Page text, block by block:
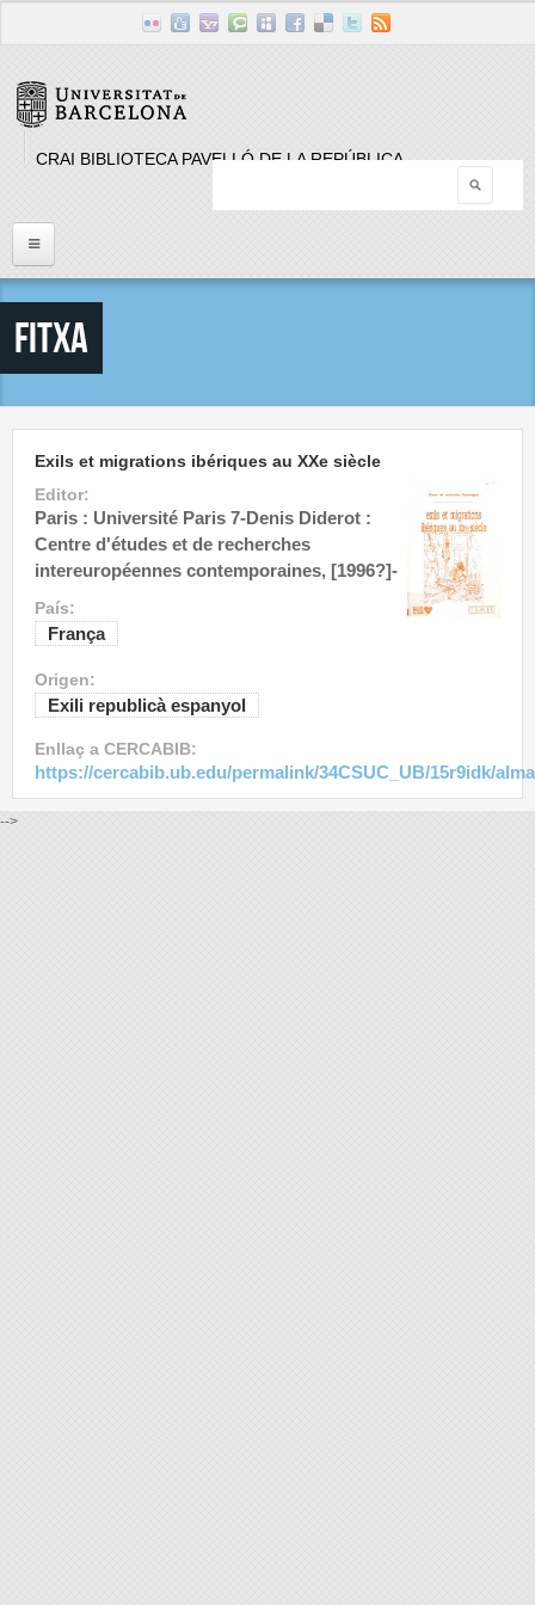
CRAI BIBLIOTECA PAVELLÓ DE LA REPÚBLICA
Inici
Llistat Publicacions periòdiques
Fitxa
Exils et migrations ibériques au XXe siècle
Editor:
Paris : Université Paris 7-Denis Diderot :
Centre d'études et de recherches
intereuropéennes contemporaines, [1996?]-
País:
França
Origen:
Exili republicà espanyol
Enllaç a CERCABIB:
https://cercabib.ub.edu/permalink/34CSUC_UB/15r9idk/
-->